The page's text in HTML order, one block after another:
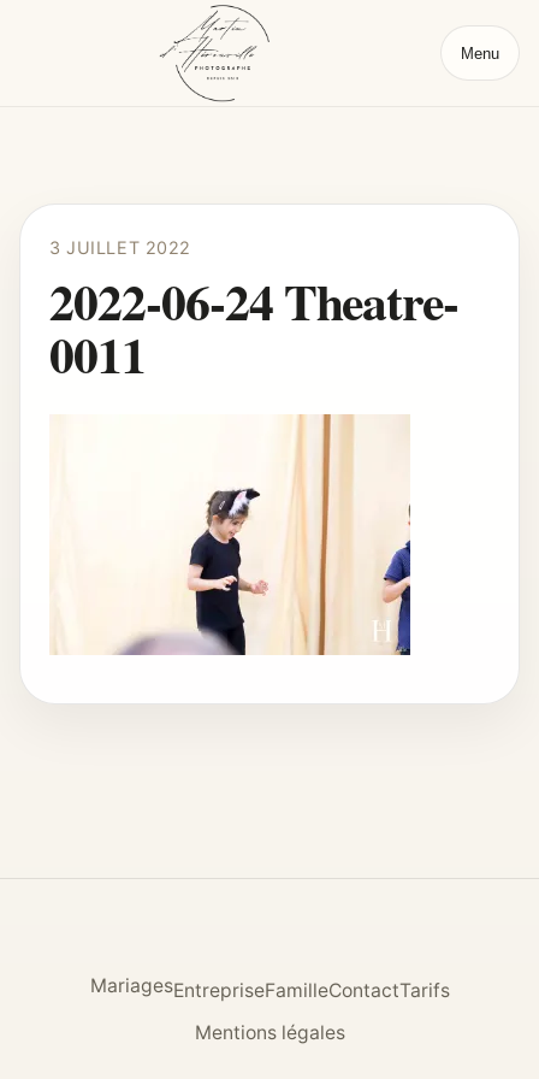
Menu
3 JUILLET 2022
2022-06-24 Theatre-
0011
MariagesEntrepriseFamilleContactTarifs
Mentions légales